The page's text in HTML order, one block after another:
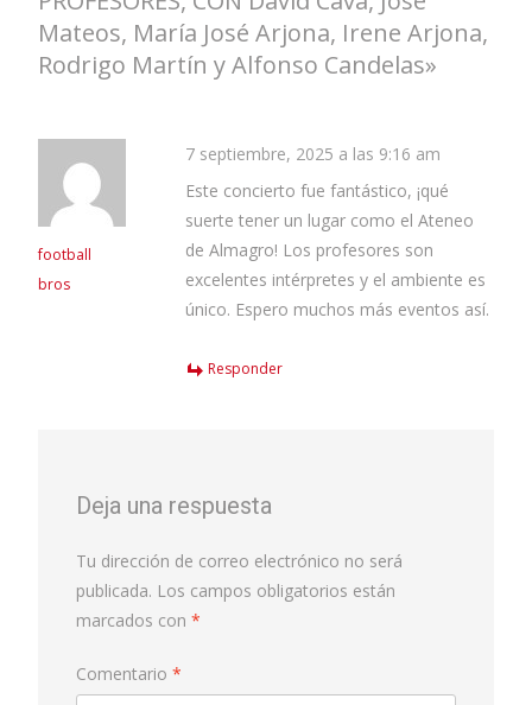
Mateos, María José Arjona, Irene Arjona,
Rodrigo Martín y Alfonso Candelas»
football
bros
7 septiembre, 2025 a las 9:16 am
Este concierto fue fantástico, ¡qué
suerte tener un lugar como el Ateneo
de Almagro! Los profesores son
excelentes intérpretes y el ambiente es
único. Espero muchos más eventos así.
Responder
Deja una respuesta
Tu dirección de correo electrónico no será
publicada. Los campos obligatorios están
marcados con *
Comentario *